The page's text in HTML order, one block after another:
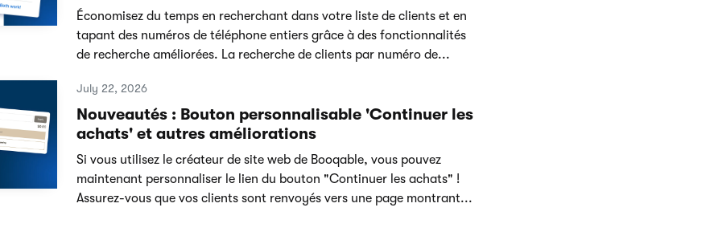
Économisez du temps en recherchant dans votre liste de clients et en
tapant des numéros de téléphone entiers grâce à des fonctionnalités
de recherche améliorées. La recherche de clients par numéro de...
July 22, 2026
Nouveautés : Bouton personnalisable 'Continuer les
achats' et autres améliorations
Si vous utilisez le créateur de site web de Booqable, vous pouvez
maintenant personnaliser le lien du bouton "Continuer les achats" !
Assurez-vous que vos clients sont renvoyés vers une page montrant...